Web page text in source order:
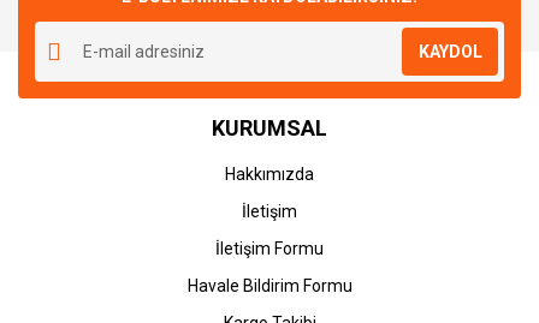
Yorum Yaz
Ürün resmi kalitesiz, bozuk veya görüntülenemiyor.
Ürün açıklamasında eksik bilgiler bulunuyor.
Ürün bilgilerinde hatalar bulunuyor.
Ürün fiyatı diğer sitelerden daha pahalı.
KAYDOL
KURUMSAL
Hakkımızda
İletişim
İletişim Formu
Havale Bildirim Formu